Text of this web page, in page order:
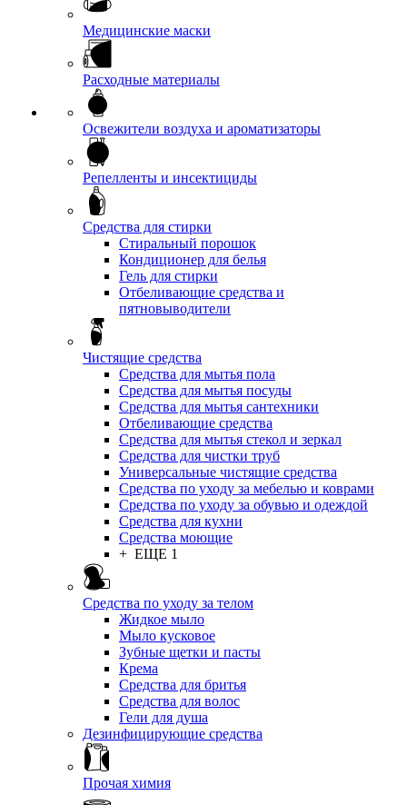
Медицинские маски
Расходные материалы
Освежители воздуха и ароматизаторы
Репелленты и инсектициды
Средства для стирки
Стиральный порошок
Кондиционер для белья
Гель для стирки
Отбеливающие средства и
пятновыводители
Чистящие средства
Средства для мытья пола
Средства для мытья посуды
Средства для мытья сантехники
Отбеливающие средства
Средства для мытья стекол и зеркал
Средства для чистки труб
Универсальные чистящие средства
Средства по уходу за мебелью и коврами
Средства по уходу за обувью и одеждой
Средства для кухни
Средства моющие
+ ЕЩЕ 1
Средства по уходу за телом
Жидкое мыло
Мыло кусковое
Зубные щетки и пасты
Крема
Средства для бритья
Средства для волос
Гели для душа
Дезинфицирующие средства
Прочая химия